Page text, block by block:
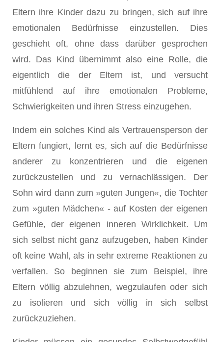
Eltern ihre Kinder dazu zu bringen, sich auf ihre
emotionalen Bedürfnisse einzustellen. Dies
geschieht oft, ohne dass darüber gesprochen
wird. Das Kind übernimmt also eine Rolle, die
eigentlich die der Eltern ist, und versucht
mitfühlend auf ihre emotionalen Probleme,
Schwierigkeiten und ihren Stress einzugehen.
Indem ein solches Kind als Vertrauensperson der
Eltern fungiert, lernt es, sich auf die Bedürfnisse
anderer zu konzentrieren und die eigenen
zurückzustellen und zu vernachlässigen. Der
Sohn wird dann zum »guten Jungen«, die Tochter
zum »guten Mädchen« - auf Kosten der eigenen
Gefühle, der eigenen inneren Wirklichkeit. Um
sich selbst nicht ganz aufzugeben, haben Kinder
oft keine Wahl, als in sehr extreme Reaktionen zu
verfallen. So beginnen sie zum Beispiel, ihre
Eltern völlig abzulehnen, wegzulaufen oder sich
zu isolieren und sich völlig in sich selbst
zurückzuziehen.